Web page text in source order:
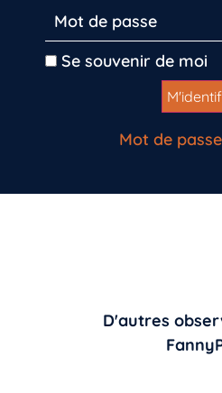
Se souvenir de moi
Mot de
D'autres